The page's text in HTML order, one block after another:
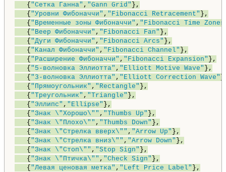
{ "Сетка Ганна" , "Gann Grid" },
{ "Уровни Фибоначчи" , "Fibonacci Retracement" },
{ "Временные зоны Фибоначчи" , "Fibonacci Time
{ "Веер Фибоначчи" , "Fibonacci Fan" },
{ "Дуги Фибоначчи" , "Fibonacci Arcs" },
{ "Канал Фибоначчи" , "Fibonacci Channel" },
{ "Расширение Фибоначчи" , "Fibonacci Expansion" },
{ "5-волновка Эллиотта" , "Elliott Motive Wave" },
{ "3-волновка Эллиотта" , "Elliott Correction Wave"
{ "Прямоугольник" , "Rectangle" },
{ "Треугольник" , "Triangle" },
{ "Эллипс" , "Ellipse" },
{ "Знак \"Хорошо\"" , "Thumbs Up" },
{ "Знак \"Плохо\"" , "Thumbs Down" },
{ "Знак \"Стрелка вверх\"" , "Arrow Up" },
{ "Знак \"Стрелка вниз\"" , "Arrow Down" },
{ "Знак \"Стоп\"" , "Stop Sign" },
{ "Знак \"Птичка\"" , "Check Sign" },
{ "Левая ценовая метка" , "Left Price Label" },